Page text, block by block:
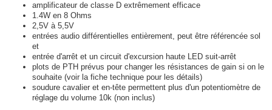
amplificateur de classe D extrêmement efficace
1.4W en 8 Ohms
2,5V à 5,5V
entrées audio différentielles entièrement, peut être référencée sol
et
entrée d'arrêt et un circuit d'excursion haute LED suit-arrêt
plots de PTH prévus pour changer les résistances de gain si on le
souhaite (voir la fiche technique pour les détails)
soudure cavalier et en-tête permettent plus d'un potentiomètre de
réglage du volume 10k (non inclus)